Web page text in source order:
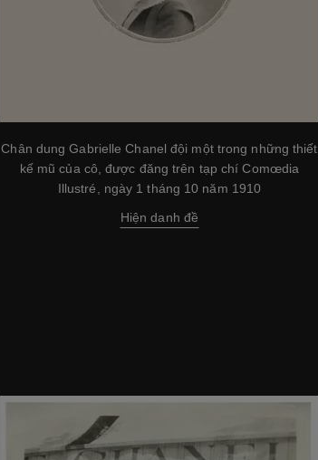
Chân dung Gabrielle Chanel đội một trong những thiết
kế mũ của cô, được đăng trên tạp chí Comœdia
Illustré, ngày 1 tháng 10 năm 1910
Hiện danh đề